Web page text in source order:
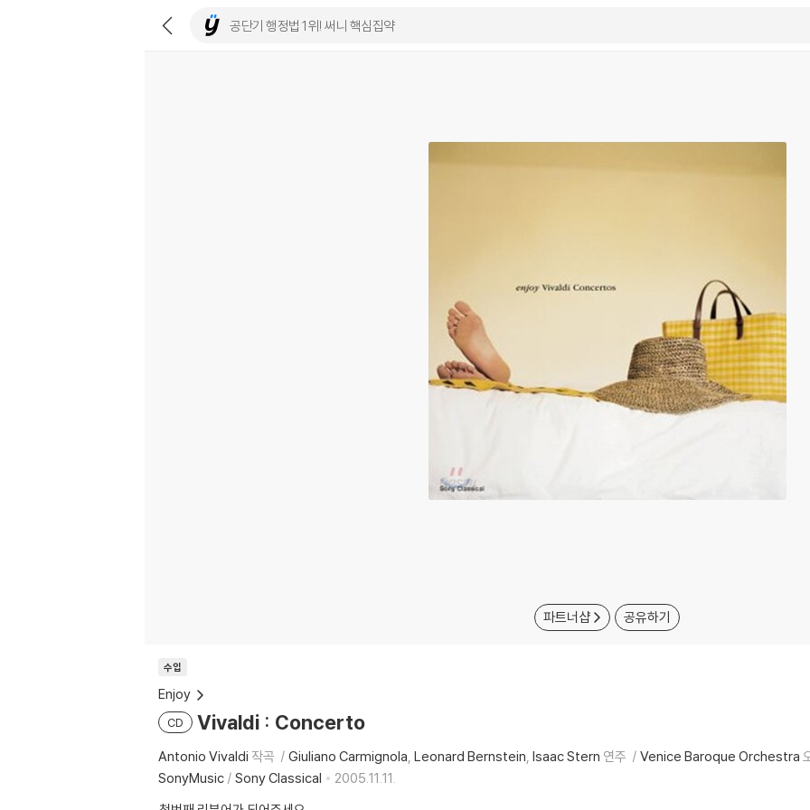
파트너샵 공유하기
수입
Enjoy
CD Vivaldi : Concerto
Antonio Vivaldi 작곡 Giuliano Carmignola Leonard Bernstein Isaac Stern 연주 Venice Baroque Orchestra
SonyMusic / Sony Classical
2005.11.11.